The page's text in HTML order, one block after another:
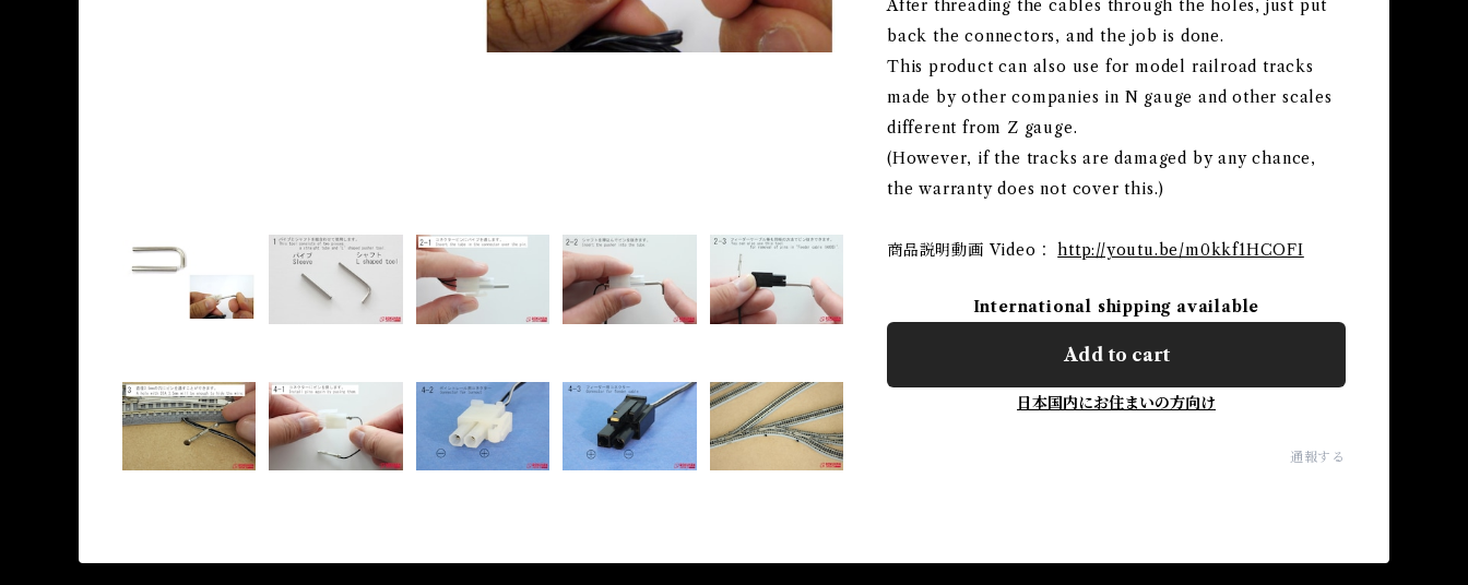
After threading the cables through the holes, just put
back the connectors, and the job is done.
This product can also use for model railroad tracks
made by other companies in N gauge and other scales
different from Z gauge.
(However, if the tracks are damaged by any chance,
the warranty does not cover this.)
商品説明動画 Video：http://youtu.be/m0kkf1HCOFI
International shipping available
Add to cart
日本国内にお住まいの方向け
通報する